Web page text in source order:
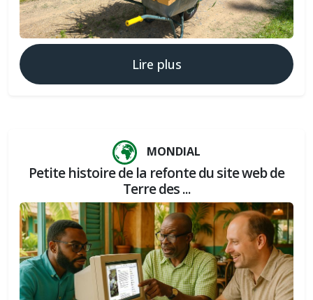
Lire plus
MONDIAL
Petite histoire de la refonte du site web de
Terre des ...